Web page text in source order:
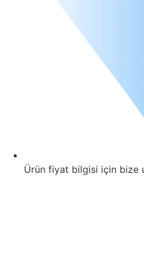
Ürün fiyat bilgisi için bize